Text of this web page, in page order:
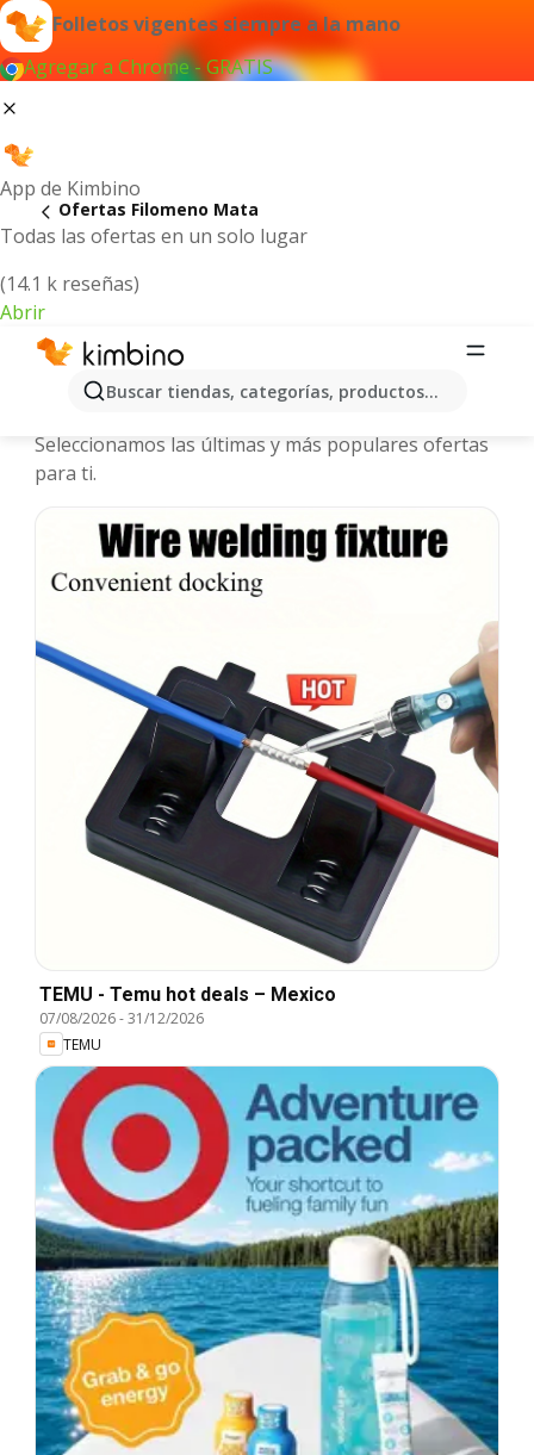
Folletos vigentes siempre a la mano
Agregar a Chrome - GRATIS
App de Kimbino
Todas las ofertas en un solo lugar
(14.1 k reseñas)
Abrir
Buscar tiendas, categorías, productos...
Ofertas Filomeno Mata
Filomeno Mata - Folletos y ofertas
Seleccionamos las últimas y más populares ofertas
para ti.
TEMU - Temu hot deals – Mexico
07/08/2026-31/12/2026
TEMU